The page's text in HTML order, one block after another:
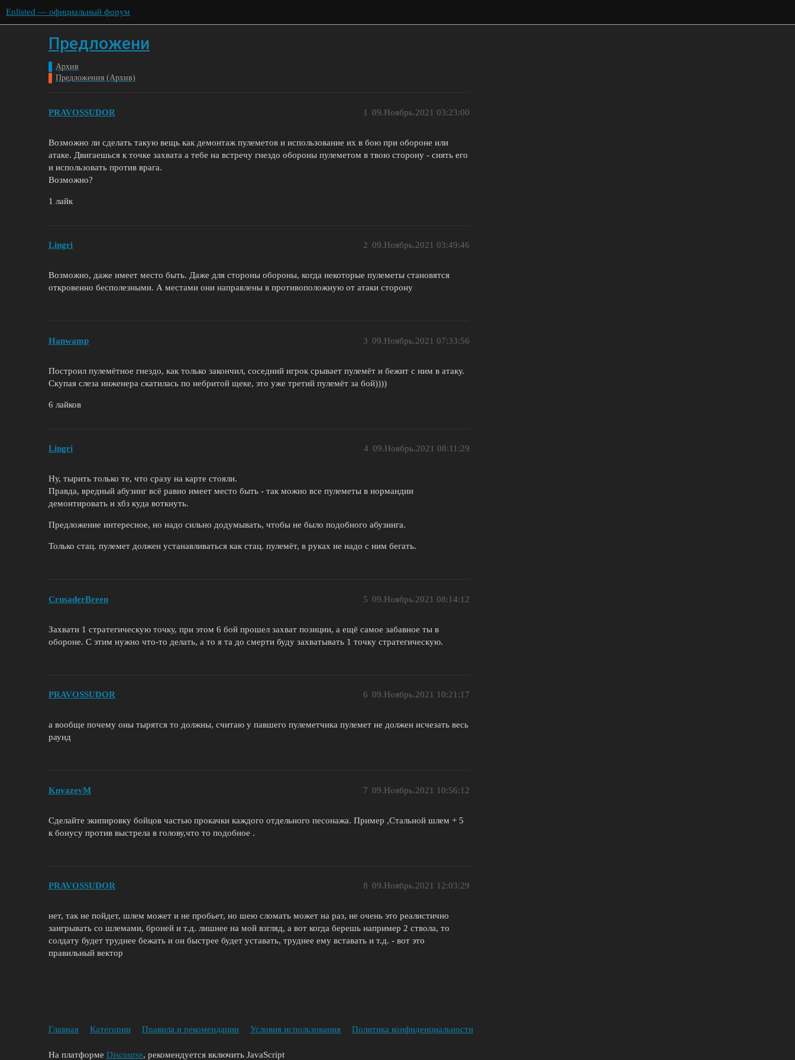
Enlisted — официальный форум
Предложени
Архив
Предложения (Архив)
PRAVOSSUDOR 09.Ноябрь.2021 03:23:00
1
Возможно ли сделать такую ​​вещь как демонтаж пулеметов и использование их в бою при обороне или
атаке. Двигаешься к точке захвата а тебе на встречу гнездо обороны пулеметом в твою сторону - снять его
и использовать против врага.
Возможно?
1 лайк
Lingri 09.Ноябрь.2021 03:49:46
2
Возможно, даже имеет место быть. Даже для стороны обороны, когда некоторые пулеметы становятся
откровенно бесполезными. А местами они направлены в противоположную от атаки сторону
Hanwamp 09.Ноябрь.2021 07:33:56
3
Построил пулемётное гнездо, как только закончил, соседний игрок срывает пулемёт и бежит с ним в атаку.
Скупая слеза инженера скатилась по небритой щеке, это уже третий пулемёт за бой))))
6 лайков
Lingri 09.Ноябрь.2021 08:11:29
4
Ну, тырить только те, что сразу на карте стояли.
Правда, вредный абузинг всё равно имеет место быть - так можно все пулеметы в нормандии
демонтировать и хбз куда воткнуть.
Предложение интересное, но надо сильно додумывать, чтобы не было подобного абузинга.
Только стац. пулемет должен устанавливаться как стац. пулемёт, в руках не надо с ним бегать.
CrusaderBreen 09.Ноябрь.2021 08:14:12
5
Захвати 1 стратегическую точку, при этом 6 бой прошел захват позиции, а ещё самое забавное ты в
обороне. С этим нужно что-то делать, а то я та до смерти буду захватывать 1 точку стратегическую.
PRAVOSSUDOR 09.Ноябрь.2021 10:21:17
6
а вообще почему оны тырятся то должны, считаю у павшего пулеметчика пулемет не должен исчезать весь
раунд
KnyazevM 09.Ноябрь.2021 10:56:12
7
Сделайте экипировку бойцов частью прокачки каждого отдельного песонажа. Пример ,Стальной шлем + 5
к бонусу против выстрела в голову,что то подобное .
PRAVOSSUDOR 09.Ноябрь.2021 12:03:29
8
нет, так не пойдет, шлем может и не пробьет, но шею сломать может на раз, не очень это реалистично
заигрывать со шлемами, броней и т.д. лишнее на мой взгляд, а вот когда берешь например 2 ствола, то
солдату будет труднее бежать и он быстрее будет уставать, труднее ему вставать и т.д. - вот это
правильный вектор
Главная Категории Правила и рекомендации Условия использования Политика конфиденциальности
На платформе Discourse, рекомендуется включить JavaScript